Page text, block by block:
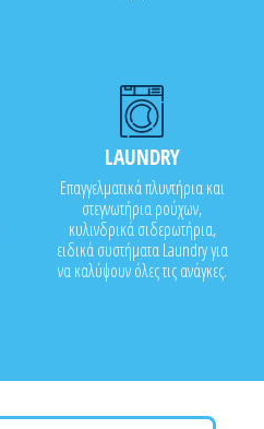
LAUNDRY
Επαγγελματικά πλυντήρια και
στεγνωτήρια ρούχων,
κυλινδρικά σιδερωτήρια,
ειδικά συστήματα Laundry για
να καλύψουν όλες τις ανάγκες.